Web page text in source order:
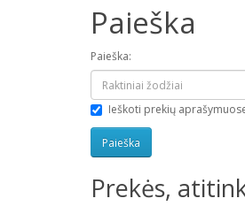
Paieška
Paieška:
Ieškoti prekių
Prekės,